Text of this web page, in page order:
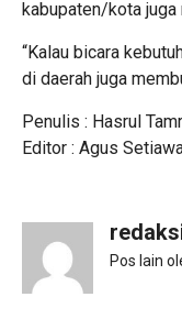
kabupaten/kota juga
“Kalau bicara
di daerah juga
Penulis : Hasrul
Editor : Agus
Pos lain